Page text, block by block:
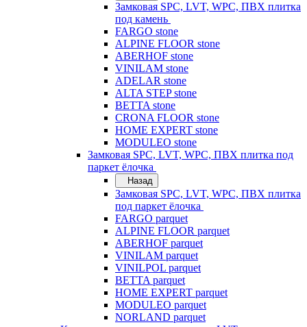
Замковая SPC, LVT, WPC, ПВХ плитка
под камень
FARGO stone
ALPINE FLOOR stone
ABERHOF stone
VINILAM stone
ADELAR stone
ALTA STEP stone
BETTA stone
CRONA FLOOR stone
HOME EXPERT stone
MODULEO stone
Замковая SPC, LVT, WPC, ПВХ плитка под
паркет ёлочка
Назад
Замковая SPC, LVT, WPC, ПВХ плитка
под паркет ёлочка
FARGO parquet
ALPINE FLOOR parquet
ABERHOF parquet
VINILAM parquet
VINILPOL parquet
BETTA parquet
HOME EXPERT parquet
MODULEO parquet
NORLAND parquet